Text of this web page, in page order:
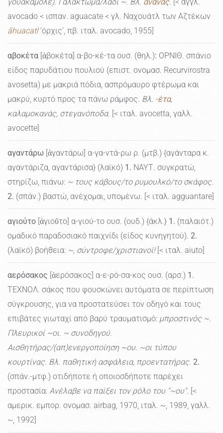
avocado < ισπαν. aguacate < γλ. Nαχουάτλ των Αζτέκων
āhuacatl‘όρχις’, πβ. ιταλ. avocado, 1955]
αβοκέτα [ἀβοκέτα] α-βο-κέ-τα ουσ. (θηλ.): ΟΡΝΙΘ. σπάνιο
είδος παρυδάτιου πουλιού (επιστ. ονομασ. Recurvirostra
avosetta) με μακριά πόδια, ασπρόμαυρο φτέρωμα και
μακρύ, κυρτό προς τα πάνω ράμφος. Βλ. -έτα,
καλαμοκανάς, στεγανόποδα. [< ιταλ. avocetta, γαλλ.
avocette]
αγαντάρω [ἀγαντάρω] α-γα-ντά-ρω ρ. (μτβ.) {αγάνταρα κ.
αγαντάριζα, αγαντάρισα} (λαϊκό) 1. ΝΑΥΤ. συγκρατώ,
στηρίζω, πιάνω: ~ τους κάβους/το ρυμουλκό/το σκάφος.
2. (σπάν.) βαστώ, ανέχομαι, υπομένω. [< ιταλ. agguantare]
αγιούτο [ἀγιοῦτο] α-γιού-το ουσ. (ουδ.) {άκλ.} 1. (παλαιότ.)
ομαδικό παραδοσιακό παιχνίδι (είδος κυνηγητού). 2.
(λαϊκό) βοήθεια: ~, σύντροφε/χριστιανοί![< ιταλ. aiuto]
αερόσακος [ἀερόσακος] α-ε-ρό-σα-κος ουσ. (αρσ.) 1.
ΤΕΧΝΟΛ. σάκος που φουσκώνει αυτόματα σε περίπτωση
σύγκρουσης, για να προστατεύσει τον οδηγό και τους
επιβάτες γιωταχί από βαρύ τραυματισμό: μπροστινός ~.
Πλευρικοί ~οι. ~ συνοδηγού.
Αισθητήρας/(απ)ενεργοποίηση ~ου. ~οι τύπου
κουρτίνας. Βλ. παθητική ασφάλεια, προεντατήρας. 2.
(σπάν.-μτφ.) οτιδήποτε ή οποιοσδήποτε παρέχει
προστασία: Ανέλαβε να παίξει τον ρόλο του "~ου". [<
αμερικ. εμπορ. ονομασ. airbag, 1970, ιταλ. ~, 1989, γαλλ.
~, 1992]